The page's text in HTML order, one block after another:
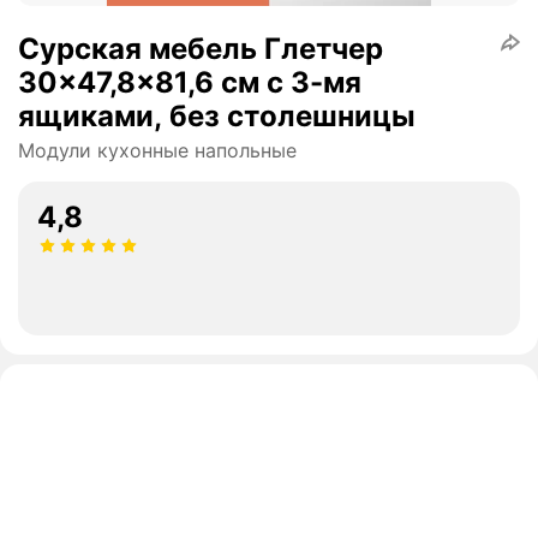
Сурская мебель Глетчер
30x47,8x81,6 см с 3-мя
ящиками, без столешницы
Модули кухонные напольные
4,8